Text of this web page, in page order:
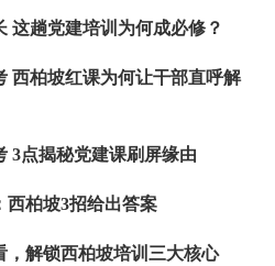
这趟党建培训为何成必修？
西柏坡红课为何让干部直呼解
3点揭秘党建课刷屏缘由
西柏坡3招给出答案
，解锁西柏坡培训三大核心